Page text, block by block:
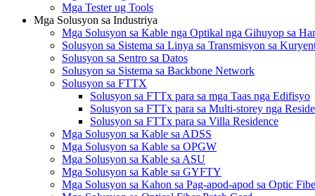
Mga Tester ug Tools
Mga Solusyon sa Industriya
Mga Solusyon sa Kable nga Optikal nga Gihuyop sa
Solusyon sa Sistema sa Linya sa Transmisyon sa
Solusyon sa Sentro sa Datos
Solusyon sa Sistema sa Backbone Network
Solusyon sa FTTX
Solusyon sa FTTx para sa mga Taas nga Edifisyo
Solusyon sa FTTx para sa Multi-storey nga
Solusyon sa FTTx para sa Villa Residence
Mga Solusyon sa Kable sa ADSS
Mga Solusyon sa Kable sa OPGW
Mga Solusyon sa Kable sa ASU
Mga Solusyon sa Kable sa GYFTY
Mga Solusyon sa Kahon sa Pag-apod-apod sa Optic